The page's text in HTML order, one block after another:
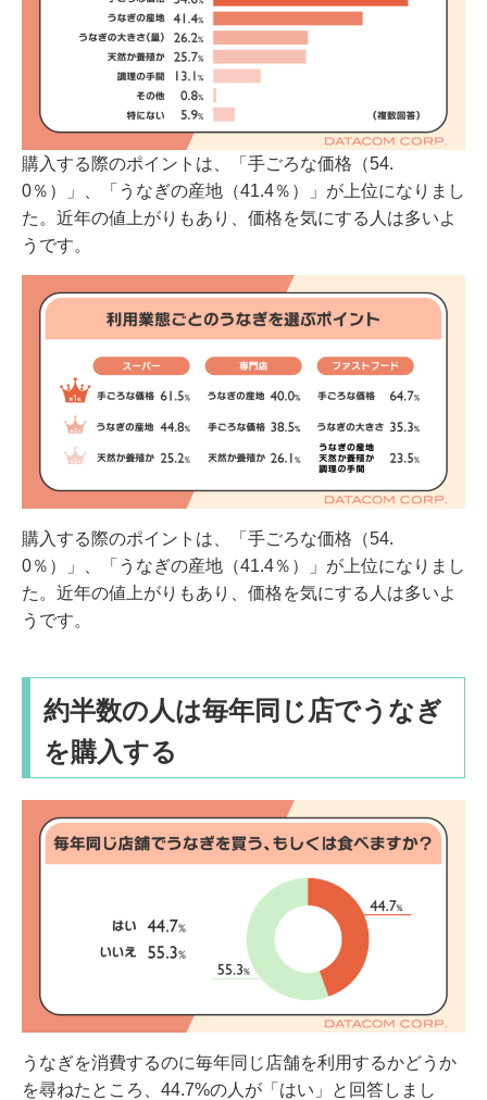
購入する際のポイントは、「手ごろな価格（54.
0％）」、「うなぎの産地（41.4％）」が上位になりまし
た。近年の値上がりもあり、価格を気にする人は多いよ
うです。
購入する際のポイントは、「手ごろな価格（54.
0％）」、「うなぎの産地（41.4％）」が上位になりまし
た。近年の値上がりもあり、価格を気にする人は多いよ
うです。
約半数の人は毎年同じ店でうなぎ
を購入する
うなぎを消費するのに毎年同じ店舗を利用するかどうか
を尋ねたところ、44.7%の人が「はい」と回答しまし